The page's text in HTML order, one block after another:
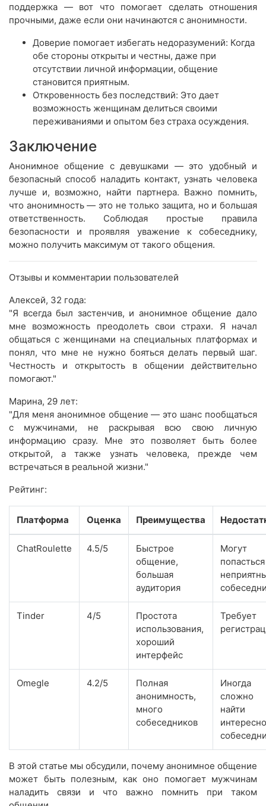
поддержка — вот что помогает сделать отношения
прочными, даже если они начинаются с анонимности.
Доверие помогает избегать недоразумений: Когда
обе стороны открыты и честны, даже при
отсутствии личной информации, общение
становится приятным.
Откровенность без последствий: Это дает
возможность женщинам делиться своими
переживаниями и опытом без страха осуждения.
Заключение
Анонимное общение с девушками — это удобный и
безопасный способ наладить контакт, узнать человека
лучше и, возможно, найти партнера. Важно помнить,
что анонимность — это не только защита, но и большая
ответственность. Соблюдая простые правила
безопасности и проявляя уважение к собеседнику,
можно получить максимум от такого общения.
Отзывы и комментарии пользователей
Алексей, 32 года:
"Я всегда был застенчив, и анонимное общение дало
мне возможность преодолеть свои страхи. Я начал
общаться с женщинами на специальных платформах и
понял, что мне не нужно бояться делать первый шаг.
Честность и открытость в общении действительно
помогают."
Марина, 29 лет:
"Для меня анонимное общение — это шанс пообщаться
с мужчинами, не раскрывая всю свою личную
информацию сразу. Мне это позволяет быть более
открытой, а также узнать человека, прежде чем
встречаться в реальной жизни."
Рейтинг:
Платформа Оценка Преимущества
ChatRoulette 4.5/5
Быстрое
общение,
большая
аудитория
Могут
попасться
Tinder 4/5
Простота
использования,
хороший
интерфейс
Требует
Omegle 4.2/5
Полная
анонимность,
много
собеседников
Иногда
сложно
найти
В этой статье мы обсудили, почему анонимное общение
может быть полезным, как оно помогает мужчинам
наладить связи и что важно помнить при таком